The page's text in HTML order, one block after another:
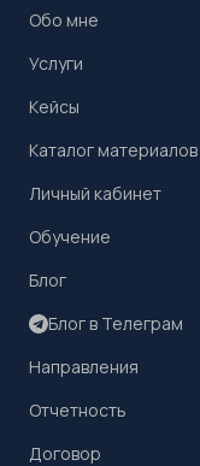
Обо мне
Услуги
Кейсы
Каталог материалов
Личный кабинет
Обучение
Блог
Блог в Телеграм
Направления
Отчетность
Договор